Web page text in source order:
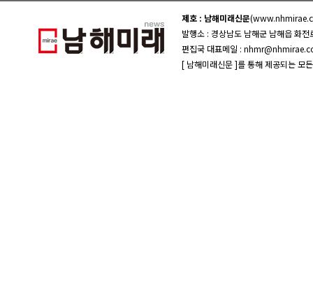
제호 : 남해미래신문
발행소 : 경상남도 남해군 남해읍 화
편집국 대표메일 :
[ 남해미래신문 ]를 통해 제공되는 모